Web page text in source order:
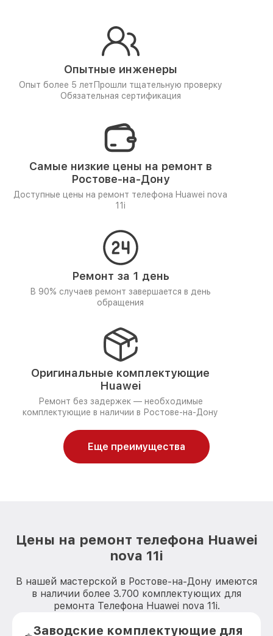
Опытные инженеры
Опыт более 5 лет Прошли тщательную проверку
Обязательная сертификация
Самые низкие цены на ремонт в
Ростове-на-Дону
Доступные цены на ремонт телефона Huawei nova
11i
Ремонт за 1 день
В 90% случаев ремонт завершается в день
обращения
Оригинальные комплектующие
Huawei
Ремонт без задержек — необходимые
комплектующие в наличии в Ростове-на-Дону
Еще преимущества
Цены на ремонт телефона Huawei
nova 11i
В нашей мастерской в Ростове-на-Дону имеются
в наличии более 3.700 комплектующих для
ремонта Телефона Huawei nova 11i.
Заводские комплектующие для